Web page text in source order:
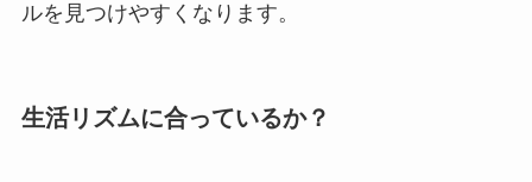
ルを見つけやすくなります。
生活リズムに合っているか？